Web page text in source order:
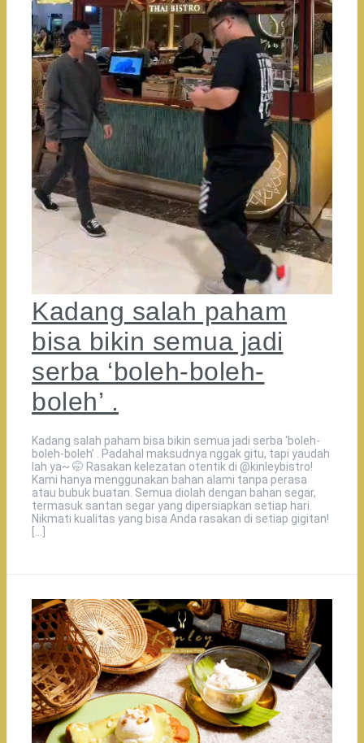
Kadang salah paham
bisa bikin semua jadi
serba ‘boleh-boleh-
boleh’ .
Kadang salah paham bisa bikin semua jadi serba ‘boleh-
boleh-boleh’ . Padahal maksudnya nggak gitu, tapi yaudah
lah ya~ 🤭 Rasakan kelezatan otentik di @kinleybistro!
Kami hanya menggunakan bahan alami tanpa perasa
atau bubuk buatan. Semua diolah dengan bahan segar,
termasuk santan segar yang dipersiapkan setiap hari.
Nikmati kualitas yang bisa Anda rasakan di setiap gigitan!
[…]